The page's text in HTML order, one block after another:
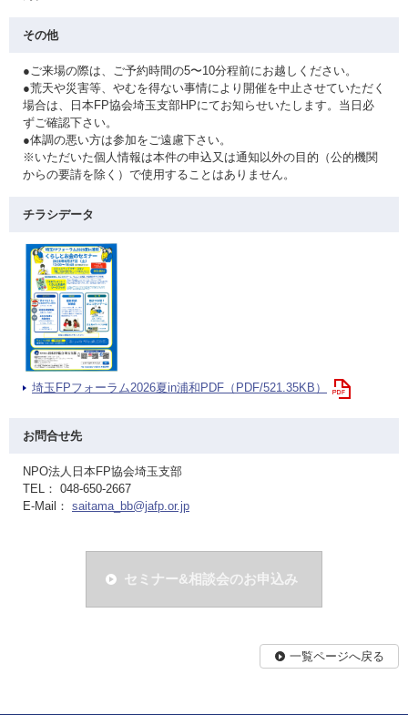
その他
●ご来場の際は、ご予約時間の5〜10分程前にお越しください。
●荒天や災害等、やむを得ない事情により開催を中止させていただく
場合は、日本FP協会埼玉支部HPにてお知らせいたします。当日必
ずご確認下さい。
●体調の悪い方は参加をご遠慮下さい。
※いただいた個人情報は本件の申込又は通知以外の目的（公的機関
からの要請を除く）で使用することはありません。
チラシデータ
埼玉FPフォーラム2026夏in浦和PDF（PDF/521.35KB）
お問合せ先
NPO法人日本FP協会埼玉支部
TEL： 048-650-2667
E-Mail： saitama_bb@jafp.or.jp
セミナー&相談会のお申込み
一覧ページへ戻る